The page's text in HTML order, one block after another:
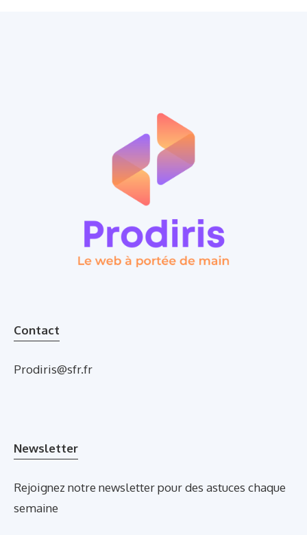
Contact
Prodiris@sfr.fr
Newsletter
Rejoignez notre newsletter pour des astuces chaque
semaine